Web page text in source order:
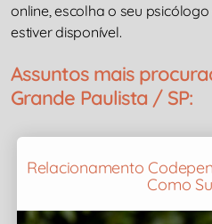
online, escolha o seu
estiver disponível.
Assuntos mais
Grande Paulista / SP:
Relacionamento
Como